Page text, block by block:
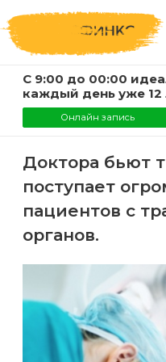
С 9:00 до 00:00
каждый день уже 12
Онлайн запись
ГЛАВНАЯ
Услуги
цены
воском
Шугаринг
КОМПАНИЯ
Мастера
ИНФОРМАЦИЯ
Фото
Видео
ВАЖНО
Доктора бьют
поступает
пациентов с
органов.